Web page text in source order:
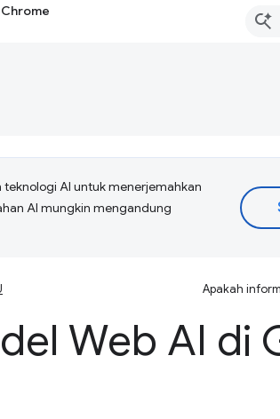
AI untuk menerjemahkan
AI mungkin mengandung
Apakah
Web AI di